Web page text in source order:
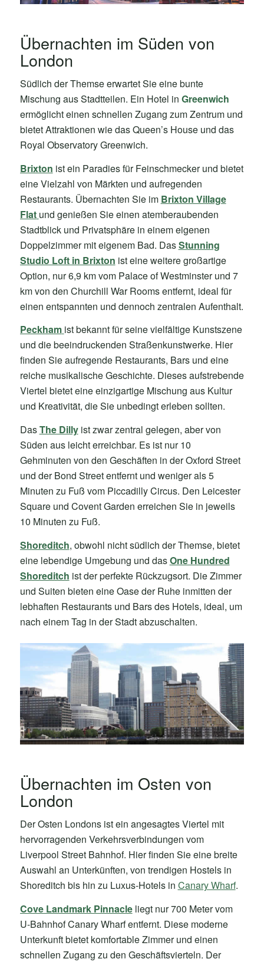
Übernachten im Süden von
London
Südlich der Themse erwartet Sie eine bunte
Mischung aus Stadtteilen. Ein Hotel in Greenwich
ermöglicht einen schnellen Zugang zum Zentrum und
bietet Attraktionen wie das Queen’s House und das
Royal Observatory Greenwich.
Brixton ist ein Paradies für Feinschmecker und bietet
eine Vielzahl von Märkten und aufregenden
Restaurants. Übernachten Sie im Brixton Village
Flat und genießen Sie einen atemberaubenden
Stadtblick und Privatsphäre in einem eigenen
Doppelzimmer mit eigenem Bad. DasStunning
Studio Loft in Brixton ist eine weitere großartige
Option, nur 6,9 km vom Palace of Westminster und 7
km von den Churchill War Rooms entfernt, ideal für
einen entspannten und dennoch zentralen Aufenthalt.
Peckham ist bekannt für seine vielfältige Kunstszene
und die beeindruckenden Straßenkunstwerke. Hier
finden Sie aufregende Restaurants, Bars und eine
reiche musikalische Geschichte. Dieses aufstrebende
Viertel bietet eine einzigartige Mischung aus Kultur
und Kreativität, die Sie unbedingt erleben sollten.
DasThe Dillyist zwar zentral gelegen, aber von
Süden aus leicht erreichbar. Es ist nur 10
Gehminuten von den Geschäften in der Oxford Street
und der Bond Street entfernt und weniger als 5
Minuten zu Fuß vom Piccadilly Circus. Den Leicester
Square und Covent Garden erreichen Sie in jeweils
10 Minuten zu Fuß.
Shoreditch, obwohl nicht südlich der Themse, bietet
eine lebendige Umgebung und dasOne Hundred
Shoreditch ist der perfekte Rückzugsort. Die Zimmer
und Suiten bieten eine Oase der Ruhe inmitten der
lebhaften Restaurants und Bars des Hotels, ideal, um
nach einem Tag in der Stadt abzuschalten.
Übernachten im Osten von
London
Der Osten Londons ist ein angesagtes Viertel mit
hervorragenden Verkehrsverbindungen vom
Liverpool Street Bahnhof. Hier finden Sie eine breite
Auswahl an Unterkünften, von trendigen Hostels in
Shoreditch bis hin zu Luxus-Hotels in Canary Wharf.
Cove Landmark Pinnacleliegt nur 700 Meter vom
U-Bahnhof Canary Wharf entfernt. Diese moderne
Unterkunft bietet komfortable Zimmer und einen
schnellen Zugang zu den Geschäftsvierteln. Der